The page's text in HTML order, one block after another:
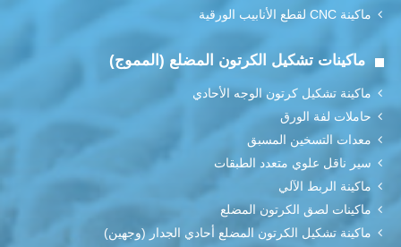
ماكينة CNC لقطع الأنابيب الورقية
ماكينات تشكيل الكرتون المضلع (المموج)
ماكينة تشكيل كرتون الوجه الأحادي
حاملات لفة الورق
معدات التسخين المسبق
سير ناقل علوي متعدد الطبقات
ماكينة الربط الآلي
ماكينات لصق الكرتون المضلع
ماكينة تشكيل الكرتون المضلع أحادي الجدار (وجهين)